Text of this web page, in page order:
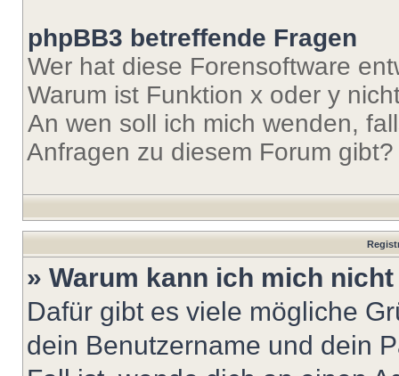
phpBB3 betreffende Fragen
Wer hat diese Forensoftware
Warum ist Funktion x oder y
An wen soll ich mich wenden,
Anfragen zu diesem Forum gibt?
» Warum kann ich mich
Dafür gibt es viele mögliche
dein Benutzername und dein